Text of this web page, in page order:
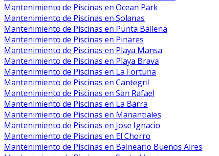
Mantenimiento de Piscinas en Ocean Park
Mantenimiento de Piscinas en Solanas
Mantenimiento de Piscinas en Punta Ballena
Mantenimiento de Piscinas en Pinares
Mantenimiento de Piscinas en Playa Mansa
Mantenimiento de Piscinas en Playa Brava
Mantenimiento de Piscinas en La Fortuna
Mantenimiento de Piscinas en Cantegril
Mantenimiento de Piscinas en San Rafael
Mantenimiento de Piscinas en La Barra
Mantenimiento de Piscinas en Manantiales
Mantenimiento de Piscinas en Jose Ignacio
Mantenimiento de Piscinas en El Chorro
Mantenimiento de Piscinas en Balneario Buenos Aires